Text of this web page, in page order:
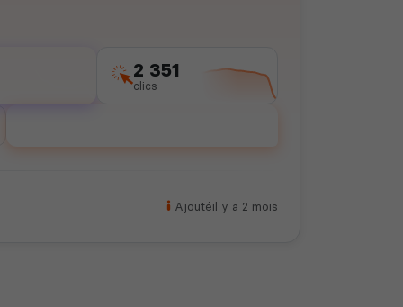
2 351
clics
Ajoutéil y a 2 mois